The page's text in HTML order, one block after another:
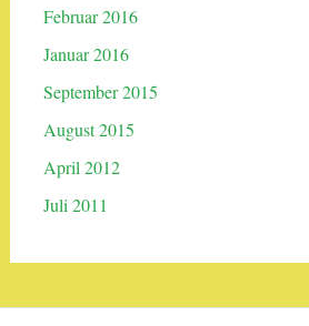
Februar 2016
Januar 2016
September 2015
August 2015
April 2012
Juli 2011